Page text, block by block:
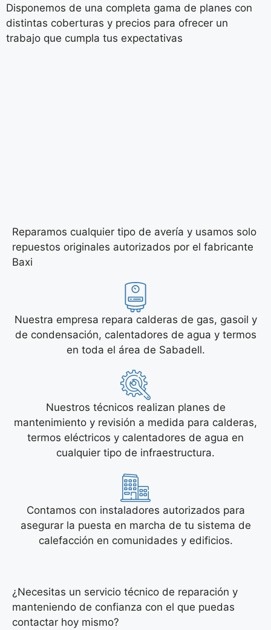
Disponemos de una completa gama de planes con
distintas coberturas y precios para ofrecer un
trabajo que cumpla tus expectativas
Reparamos cualquier tipo de avería y usamos solo
repuestos originales autorizados por el fabricante
Baxi
Nuestra empresa repara calderas de gas, gasoil y
de condensación, calentadores de agua y termos
en toda el área de Sabadell.
Nuestros técnicos realizan planes de
mantenimiento y revisión a medida para calderas,
termos eléctricos y calentadores de agua en
cualquier tipo de infraestructura.
Contamos con instaladores autorizados para
asegurar la puesta en marcha de tu sistema de
calefacción en comunidades y edificios.
¿Necesitas un servicio técnico de reparación y
manteniendo de confianza con el que puedas
contactar hoy mismo?